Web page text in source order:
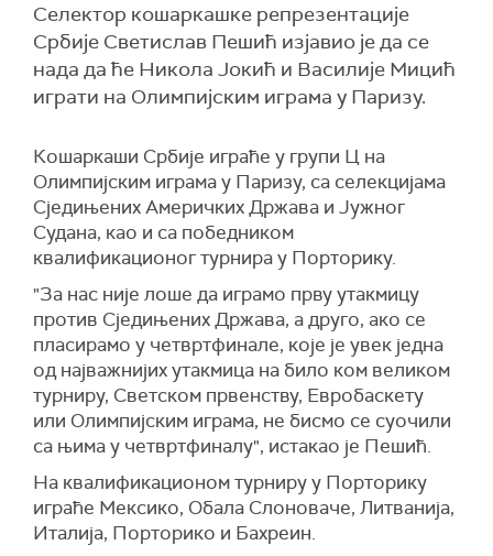
Селектор кошаркашке репрезентације
Србије Светислав Пешић изјавио је да се
нада да ће Никола Јокић и Василије Мицић
играти на Олимпијским играма у Паризу.
Кошаркаши Србије играће у групи Ц на
Олимпијским играма у Паризу, са селекцијама
Сједињених Америчких Држава и Јужног
Судана, као и са победником
квалификационог турнира у Порторику.
"За нас није лоше да играмо прву утакмицу
против Сједињених Држава, а друго, ако се
пласирамо у четвртфинале, које је увек једна
од најважнијих утакмица на било ком великом
турниру, Светском првенству, Евробаскету
или Олимпијским играма, не бисмо се суочили
са њима у четвртфиналу", истакао је Пешић.
На квалификационом турниру у Порторику
играће Мексико, Обала Слоноваче, Литванија,
Италија, Порторико и Бахреин.